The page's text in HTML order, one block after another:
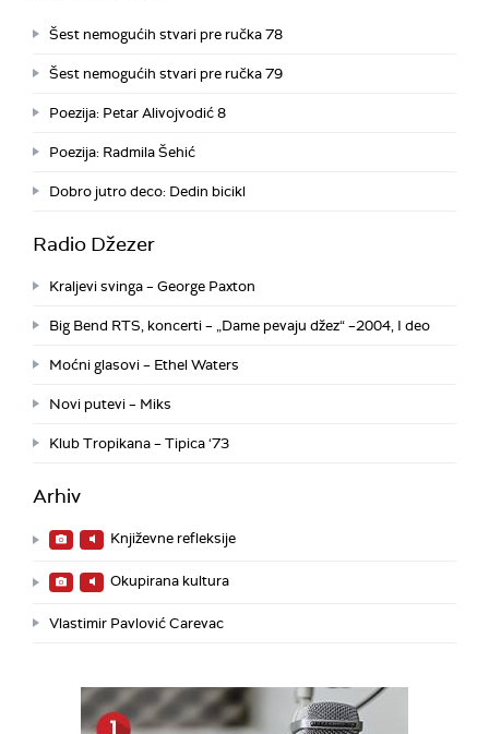
Šest nemogućih stvari pre ručka 78
Šest nemogućih stvari pre ručka 79
Poezija: Petar Alivojvodić 8
Poezija: Radmila Šehić
Dobro jutro deco: Dedin bicikl
Radio Džezer
Kraljevi svinga – George Paxton
Big Bend RTS, koncerti – „Dame pevaju džez“ –2004, I deo
Moćni glasovi – Ethel Waters
Novi putevi – Miks
Klub Tropikana – Tipica ‘73
Arhiv
Književne refleksije
Okupirana kultura
Vlastimir Pavlović Carevac